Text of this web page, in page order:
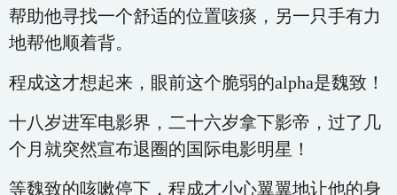
帮助他寻找一个舒适的位置咳痰，另一只手有力
地帮他顺着背。
程成这才想起来，眼前这个脆弱的alpha是魏致！
十八岁进军电影界，二十六岁拿下影帝，过了几
个月就突然宣布退圈的国际电影明星！
等魏致的咳嗽停下，程成才小心翼翼地让他的身